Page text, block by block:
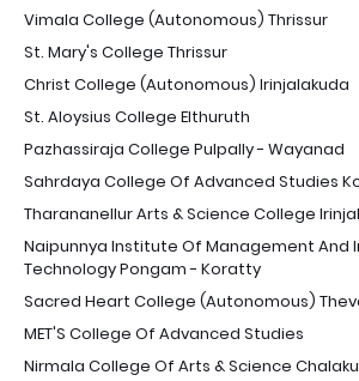
Vimala College (Autonomous) Thrissur
St. Mary's College Thrissur
Christ College (Autonomous) Irinjalakuda
St. Aloysius College Elthuruth
Pazhassiraja College Pulpally - Wayanad
Sahrdaya College Of Advanced Studies
Tharananellur Arts & Science College
Naipunnya Institute Of Management And
Technology Pongam - Koratty
Sacred Heart College (Autonomous)
MET'S College Of Advanced Studies
Nirmala College Of Arts & Science